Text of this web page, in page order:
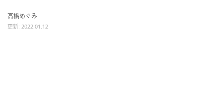
髙橋めぐみ
更新: 2022.01.12